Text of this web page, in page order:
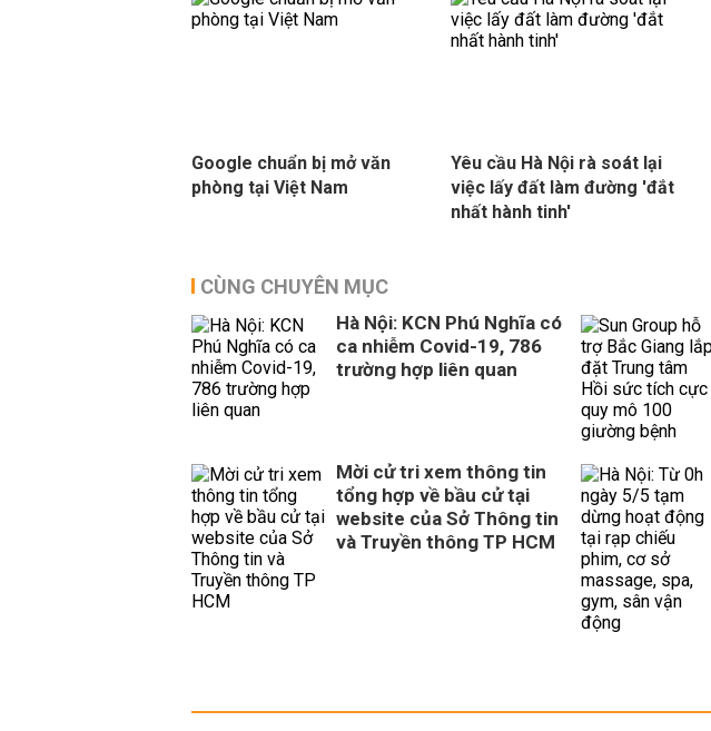
Google chuẩn bị mở văn
phòng tại Việt Nam
Yêu cầu Hà Nội rà soát lại
việc lấy đất làm đường 'đắt
nhất hành tinh'
CÙNG CHUYÊN MỤC
Hà Nội: KCN Phú Nghĩa có
ca nhiễm Covid-19, 786
trường hợp liên quan
Mời cử tri xem thông tin
tổng hợp về bầu cử tại
website của Sở Thông tin
và Truyền thông TP HCM